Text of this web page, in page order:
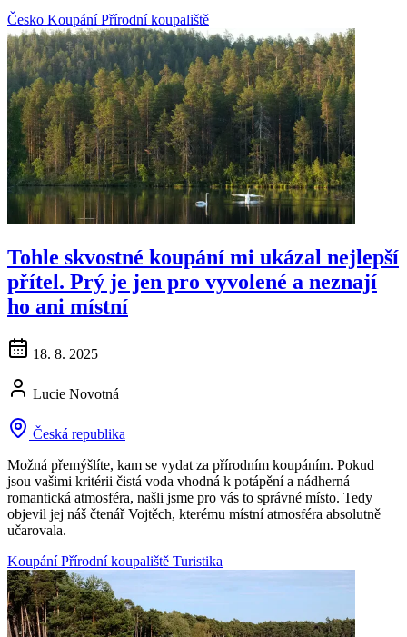
Česko Koupání Přírodní koupaliště
Tohle skvostné koupání mi ukázal nejlepší
přítel. Prý je jen pro vyvolené a neznají
ho ani místní
18. 8. 2025
Lucie Novotná
Česká republika
Možná přemýšlíte, kam se vydat za přírodním koupáním. Pokud
jsou vašimi kritérii čistá voda vhodná k potápění a nádherná
romantická atmosféra, našli jsme pro vás to správné místo. Tedy
objevil jej náš čtenář Vojtěch, kterému místní atmosféra absolutně
učarovala.
Koupání Přírodní koupaliště Turistika